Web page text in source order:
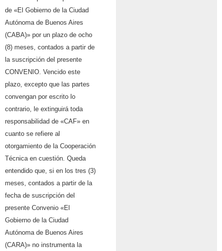
de «El Gobierno de la Ciudad
Autónoma de Buenos Aires
(CABA)» por un plazo de ocho
(8) meses, contados a partir de
la suscripción del presente
CONVENIO. Vencido este
plazo, excepto que las partes
convengan por escrito lo
contrario, le extinguirá toda
responsabilidad de «CAF» en
cuanto se refiere al
otorgamiento de la Cooperación
Técnica en cuestión. Queda
entendido que, si en los tres (3)
meses, contados a partir de la
fecha de suscripción del
presente Convenio «El
Gobierno de la Ciudad
Autónoma de Buenos Aires
(CARA)» no instrumenta la